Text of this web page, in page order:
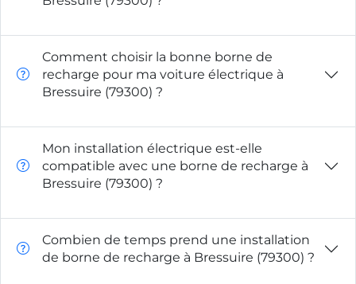
Comment choisir la bonne borne de
recharge pour ma voiture électrique à
Bressuire (79300) ?
Mon installation électrique est-elle
compatible avec une borne de recharge à
Bressuire (79300) ?
Combien de temps prend une installation
de borne de recharge à Bressuire (79300) ?